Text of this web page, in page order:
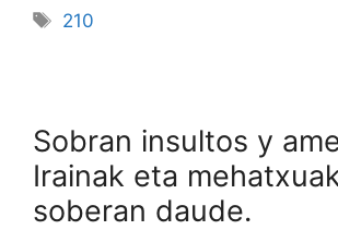
210
Sobran insultos y
Irainak eta
soberan daude.